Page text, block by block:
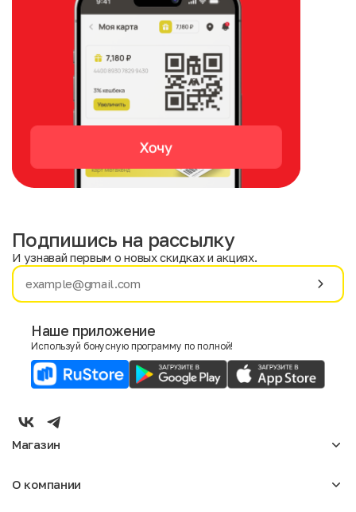
Имя
E-mail
Мужской
Подпишись на рассылку
И узнавай первым о новых скидках и акциях.
Наше приложение
Используй бонусную программу по полной!
Магазин
Мужское
О компании